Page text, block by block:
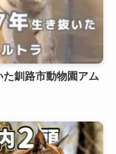
た釧路市動物園アム